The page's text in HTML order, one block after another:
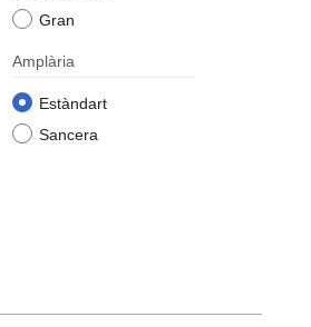
Gran
Amplària
Estàndart
Sancera